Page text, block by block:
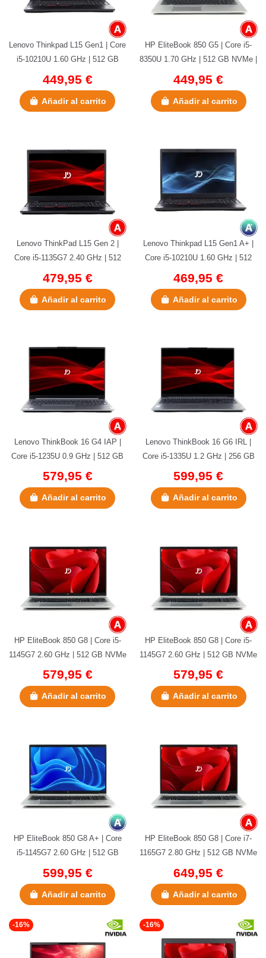
(2 notas)
Lenovo Thinkpad L15 Gen1 | Core
i5-10210U 1.60 GHz | 512 GB
NVMe | 16 GB DDR4 | 15.6" |...
449,95 €
Añadir al carrito
HP EliteBook 850 G5 | Core i5-
8350U 1.70 GHz | 512 GB NVMe |
16 GB DDR4 | 15.6" | AMD...
449,95 €
Añadir al carrito
Lenovo ThinkPad L15 Gen 2 |
Core i5-1135G7 2.40 GHz | 512
GB NVMe | 16 GB DDR4 | 15.6"...
479,95 €
Añadir al carrito
Lenovo Thinkpad L15 Gen1 A+ |
Core i5-10210U 1.60 GHz | 512
GB NVMe | 16 GB DDR4 |...
469,95 €
Añadir al carrito
Lenovo ThinkBook 16 G4 IAP |
Core i5-1235U 0.9 GHz | 512 GB
NVMe | 16 GB LPDDR5
Onboard...
579,95 €
Añadir al carrito
Lenovo ThinkBook 16 G6 IRL |
Core i5-1335U 1.2 GHz | 256 GB
NVMe | 16 GB LPDDR5
Onboard...
599,95 €
Añadir al carrito
HP EliteBook 850 G8 | Core i5-
1145G7 2.60 GHz | 512 GB NVMe
| 16 GB DDR4 | 15.6" |...
579,95 €
Añadir al carrito
HP EliteBook 850 G8 | Core i5-
1145G7 2.60 GHz | 512 GB NVMe
| 16 GB DDR4 | 15.6" | 4G...
579,95 €
Añadir al carrito
HP EliteBook 850 G8 A+ | Core
i5-1145G7 2.60 GHz | 512 GB
NVMe | 16 GB DDR4 | 15.6" |...
599,95 €
Añadir al carrito
HP EliteBook 850 G8 | Core i7-
1165G7 2.80 GHz | 512 GB NVMe
| 16 GB DDR4 | 15.6" |...
649,95 €
Añadir al carrito
-16% -16%